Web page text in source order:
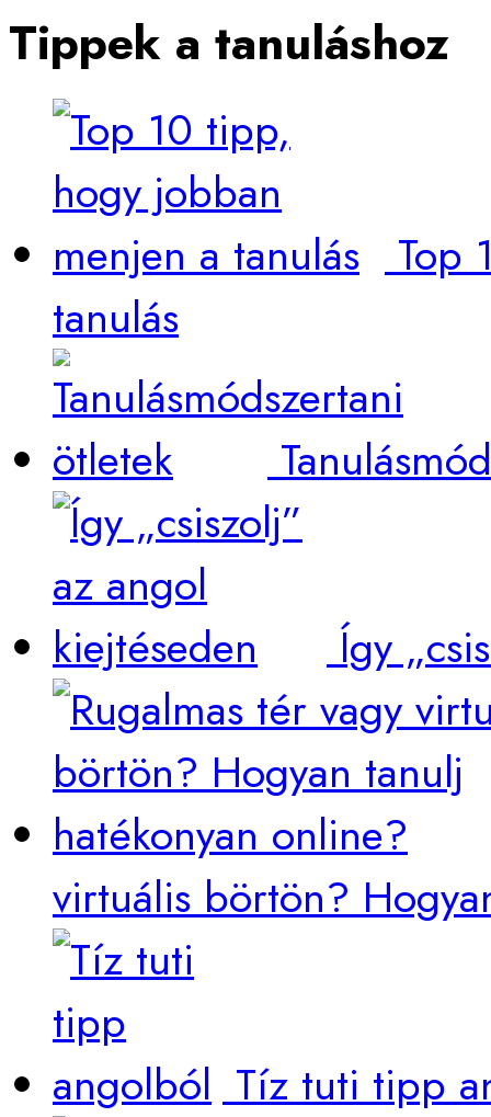
Tippek a tanuláshoz
Top
tanulás
Így
virtuális börtön?
Tíz tuti tipp